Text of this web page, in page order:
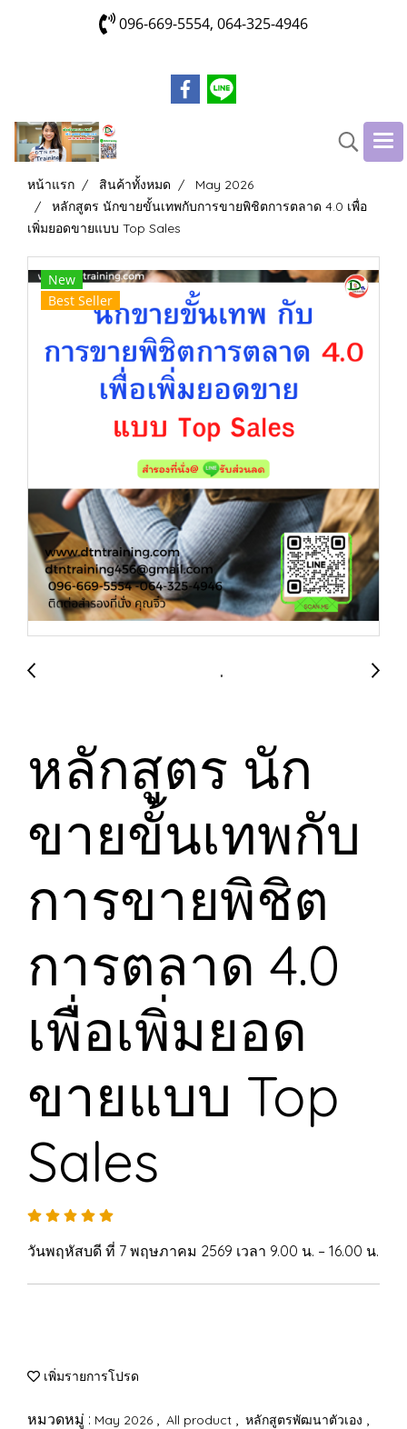
096-669-5554, 064-325-4946
หน้าแรก สินค้าทั้งหมด
May 2026
หลักสูตร นักขายขั้นเทพกับการขายพิชิตการตลาด 4.0 เพื่อ
เพิ่มยอดขายแบบ Top Sales
New
Best Seller
หลักสูตร นัก
ขายขั้นเทพกับ
การขายพิชิต
การตลาด 4.0
เพื่อเพิ่มยอด
ขายแบบ Top
Sales
วันพฤหัสบดี ที่ 7 พฤษภาคม 2569 เวลา 9.00 น. – 16.00 น.
เพิ่มรายการโปรด
หมวดหมู่ : May 2026 , All product , หลักสูตรพัฒนาตัวเอง ,